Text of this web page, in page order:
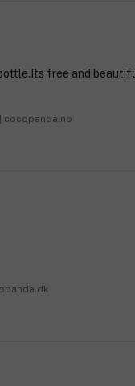
free and
cocopanda.no